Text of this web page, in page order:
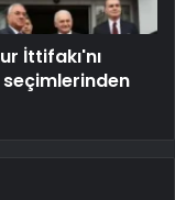
İttifakı'nı